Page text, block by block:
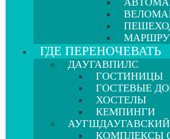
ГДЕ ПЕРЕНОЧЕВАТЬ
ДАУГАВПИЛС
ГОСТИНИЦЫ
ГОСТЕВЫЕ
ХОСТЕЛЫ
КЕМПИНГИ
АУГШДАУГАВСКИЙ
КОМПЛЕКСЫ